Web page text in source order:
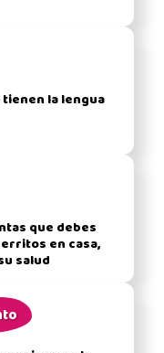
la lengua
que debes
en casa,
salud